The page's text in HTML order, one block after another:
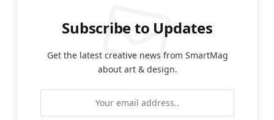
Subscribe to Updates
Get the latest creative news from SmartMag
about art & design.